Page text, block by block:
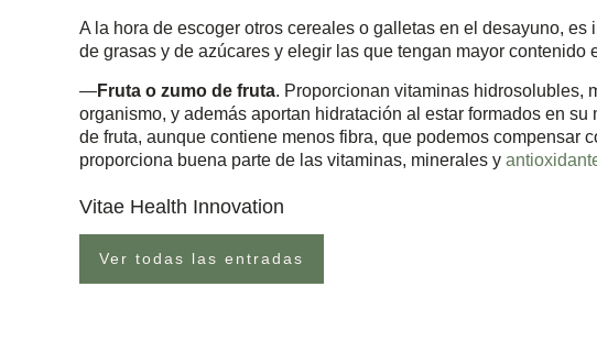
A la hora de escoger otros cereales o galletas en el desayuno,
de grasas y de azúcares y elegir las que tengan mayor contenido
—Fruta o zumo de fruta. Proporcionan vitaminas hidrosolubles,
organismo, y además aportan hidratación al estar formados en
de fruta, aunque contiene menos fibra, que podemos compensar
proporciona buena parte de las vitaminas, minerales y
Vitae Health Innovation
Ver todas las entradas